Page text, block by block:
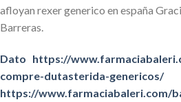
afloyan rexer generico en españa
Barreras.
Dato https://
compre-dutasterida-genericos/
https://www.farmaciabaleri.com/